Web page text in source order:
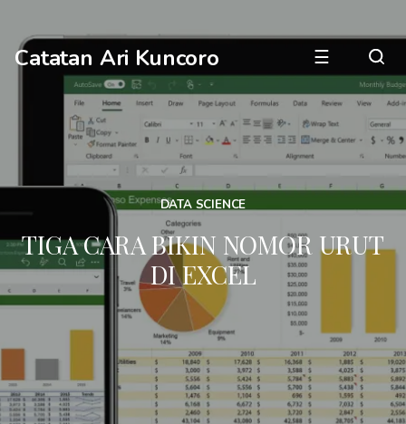
Catatan Ari Kuncoro ☰
DATA SCIENCE
TIGA CARA BIKIN NOMOR URUT
DI EXCEL